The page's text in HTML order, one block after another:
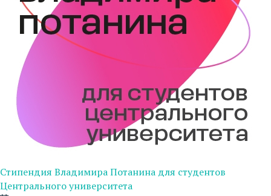
Стипендия Владимира Потанина для студентов
Центрального университета